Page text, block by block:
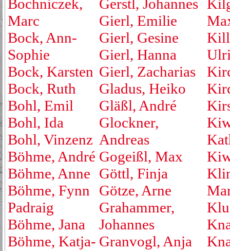
Bochniczek,
Marc
Bock, Ann-
Sophie
Bock, Karsten
Bock, Ruth
Bohl, Emil
Bohl, Ida
Bohl, Vinzenz
Böhme, André
Böhme, Anne
Böhme, Fynn
Padraig
Böhme, Jana
Böhme, Katja-
Gerstl, Johannes
Gierl, Emilie
Gierl, Gesine
Gierl, Hanna
Gierl, Zacharias
Gladus, Heiko
Gläßl, André
Glockner,
Andreas
Gogeißl, Max
Göttl, Finja
Götze, Arne
Grahammer,
Johannes
Granvogl, Anja